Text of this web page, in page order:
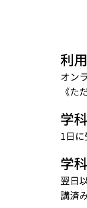
利
オン
《た
学
1日に
学
翌日
講済